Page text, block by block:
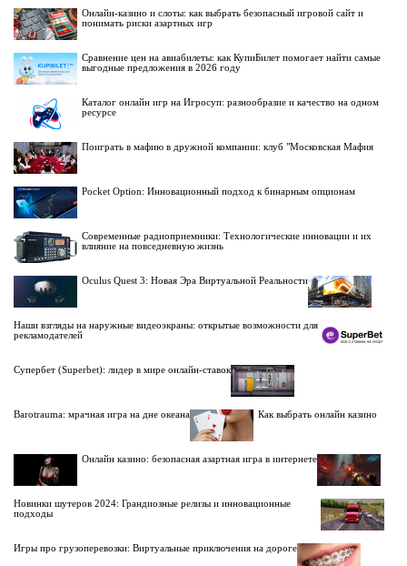
Онлайн-казино и слоты: как выбрать безопасный игровой сайт и
понимать риски азартных игр
Сравнение цен на авиабилеты: как КупиБилет помогает найти самые
выгодные предложения в 2026 году
Каталог онлайн игр на Игросуп: разнообразие и качество на одном
ресурсе
Поиграть в мафию в дружной компании: клуб "Московская Мафия
Pocket Option: Инновационный подход к бинарным опционам
Современные радиоприемники: Технологические инновации и их
влияние на повседневную жизнь
Oculus Quest 3: Новая Эра Виртуальной Реальности
Наши взгляды на наружные видеоэкраны: открытые возможности для
рекламодателей
Супербет (Superbet): лидер в мире онлайн-ставок
Barotrauma: мрачная игра на дне океана Как выбрать онлайн казино
Онлайн казино: безопасная азартная игра в интернете
Новинки шутеров 2024: Грандиозные релизы и инновационные
подходы
Игры про грузоперевозки: Виртуальные приключения на дороге